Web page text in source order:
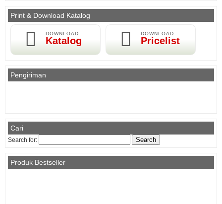
Print & Download Katalog
DOWNLOAD
Katalog
DOWNLOAD
Pricelist
Pengiriman
Cari
Search for:
Produk Bestseller